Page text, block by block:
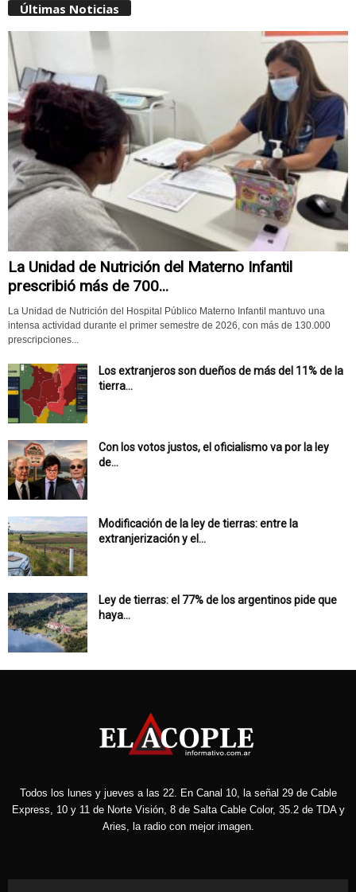
Últimas Noticias
La Unidad de Nutrición del Materno Infantil
prescribió más de 700...
La Unidad de Nutrición del Hospital Público Materno Infantil mantuvo una
intensa actividad durante el primer semestre de 2026, con más de 130.000
prescripciones...
Los extranjeros son dueños de más del 11% de la
tierra...
Con los votos justos, el oficialismo va por la ley
de...
Modificación de la ley de tierras: entre la
extranjerización y el...
Ley de tierras: el 77% de los argentinos pide que
haya...
Todos los lunes y jueves a las 22. En Canal 10, la señal 29 de Cable
Express, 10 y 11 de Norte Visión, 8 de Salta Cable Color, 35.2 de TDA y
Aries, la radio con mejor imagen.